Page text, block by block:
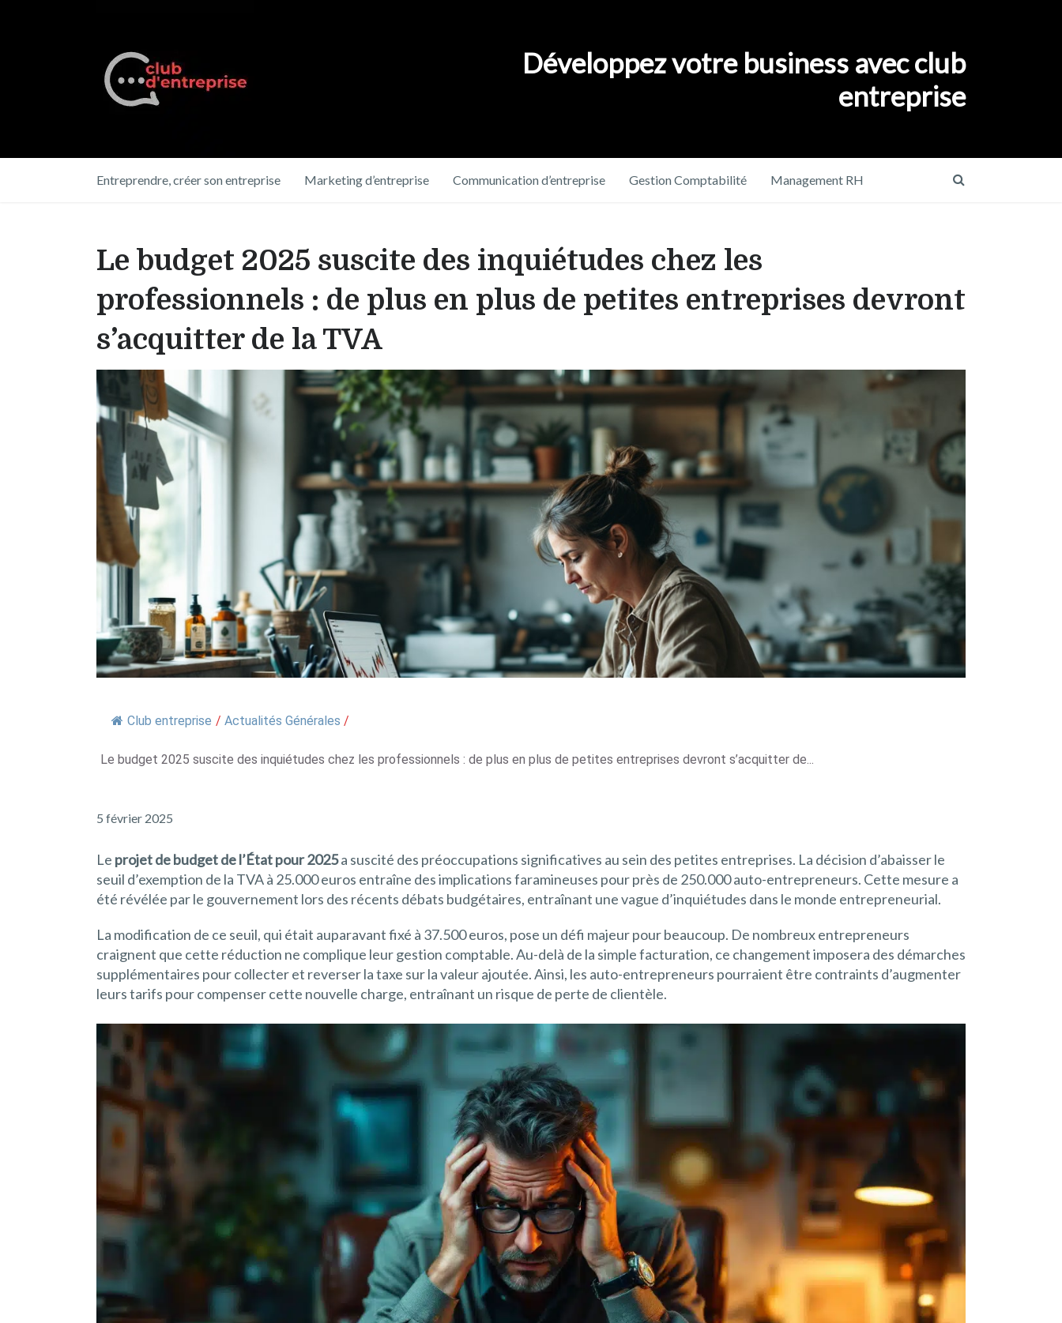
Développez votre business avec club
entreprise
Entreprendre, créer son entreprise Marketing d’entreprise Communication d’entreprise Gestion Comptabilité Management RH
Le budget 2025 suscite des inquiétudes chez les
professionnels : de plus en plus de petites entreprises devront
s’acquitter de la TVA
Club entreprise / Actualités Générales /
Le budget 2025 suscite des inquiétudes chez les professionnels : de plus en plus de petites entreprises devront s’acquitter de...
5 février 2025
Le projet de budget de l’État pour 2025a suscité des préoccupations significatives au sein des petites entreprises. La décision d’abaisser le
seuil d’exemption de la TVA à 25.000 euros entraîne des implications faramineuses pour près de 250.000 auto-entrepreneurs. Cette mesure a
été révélée par le gouvernement lors des récents débats budgétaires, entraînant une vague d’inquiétudes dans le monde entrepreneurial.
La modification de ce seuil, qui était auparavant fixé à 37.500 euros, pose un défi majeur pour beaucoup. De nombreux entrepreneurs
craignent que cette réduction ne complique leur gestion comptable. Au-delà de la simple facturation, ce changement imposera des démarches
supplémentaires pour collecter et reverser la taxe sur la valeur ajoutée. Ainsi, les auto-entrepreneurs pourraient être contraints d’augmenter
leurs tarifs pour compenser cette nouvelle charge, entraînant un risque de perte de clientèle.